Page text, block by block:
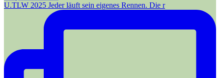
U.TLW 2025 Jeder läuft sein eigenes Rennen. Die r